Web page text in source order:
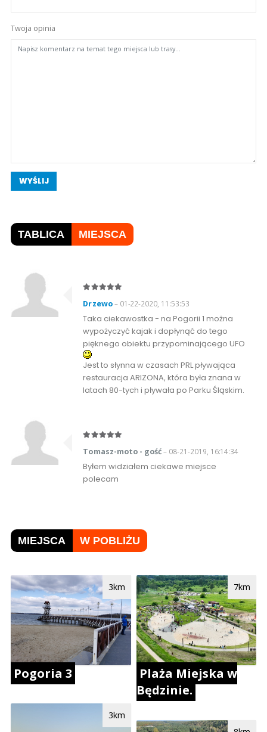
Twoja opinia
WYŚLIJ
TABLICA MIEJSCA
Drzewo– 01-22-2020, 11:53:53
Taka ciekawostka - na Pogorii 1 można
wypożyczyć kajak i dopłynąć do tego
pięknego obiektu przypominającego UFO
Jest to słynna w czasach PRL pływająca
restauracja ARIZONA, która była znana w
latach 80-tych i pływała po Parku Śląskim.
Tomasz-moto - gość– 08-21-2019, 16:14:34
Byłem widziałem ciekawe miejsce
polecam
MIEJSCA W POBLIŻU
Pogoria 3
3km
3km
Plaża Miejska w
Będzinie.
7km